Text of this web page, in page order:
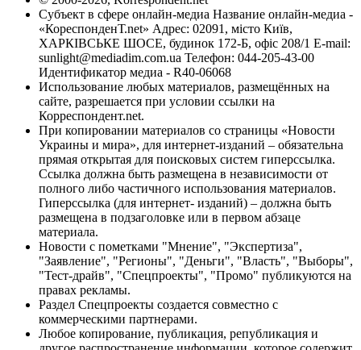
Субъект в сфере онлайн-медиа Название онлайн-медиа -
«КореспонденТ.net» Адрес: 02091, місто Київ,
ХАРКІВСЬКЕ ШОСЕ, будинок 172-Б, офіс 208/1 E-mail:
sunlight@mediadim.com.ua Телефон: 044-205-43-00
Идентификатор медиа - R40-06068
Использование любых материалов, размещённых на
сайте, разрешается при условии ссылки на
Корреспондент.net.
При копировании материалов со страницы «Новости
Украины и мира», для интернет-изданий – обязательна
прямая открытая для поисковых систем гиперссылка.
Ссылка должна быть размещена в независимости от
полного либо частичного использования материалов.
Гиперссылка (для интернет- изданий) – должна быть
размещена в подзаголовке или в первом абзаце
материала.
Новости с пометками "Мнение", "Экспертиза",
"Заявление", "Регионы", "Деньги", "Власть", "Выборы",
"Тест-драйв", "Спецпроекты", "Промо" публикуются на
правах рекламы.
Раздел Спецпроекты создается совместно с
коммерческими партнерами.
Любое копирование, публикация, републикация и